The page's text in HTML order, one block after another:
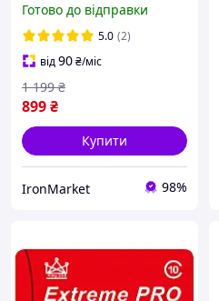
Готово до відправки
5.0 (2)
від90₴/міс
899₴
1 199 ₴
Купити
IronMarket 98%